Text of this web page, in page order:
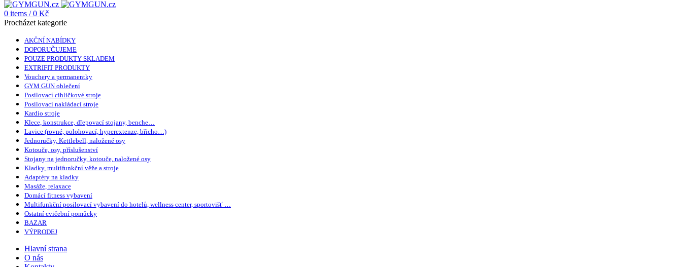
0 items / 0 Kč
Procházet kategorie
AKČNÍ NABÍDKY
DOPORUČUJEME
POUZE PRODUKTY SKLADEM
EXTRIFIT PRODUKTY
Vouchery a permanentky
GYM GUN oblečení
Posilovací cihličkové stroje
Posilovací nakládací stroje
Kardio stroje
Klece, konstrukce, dřepovací stojany, benche…
Lavice (rovné, polohovací, hyperextenze, břicho…)
Jednoručky, Kettlebell, naložené osy
Kotouče, osy, příslušenství
Stojany na jednoručky, kotouče, naložené osy
Kladky, multifunkční věže a stroje
Adaptéry na kladky
Masáže, relaxace
Domácí fitness vybavení
Multifunkční posilovací vybavení do hotelů, wellness center, sportovišť …
Ostatní cvičební pomůcky
BAZAR
VÝPRODEJ
Hlavní strana
O nás